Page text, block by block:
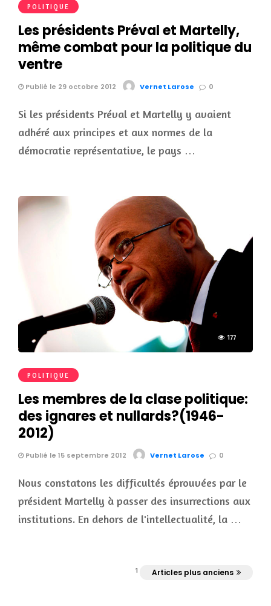
POLITIQUE
Les présidents Préval et Martelly,
même combat pour la politique du
ventre
Publié le 29 octobre 2012 Vernet Larose 0
Si les présidents Préval et Martelly y avaient
adhéré aux principes et aux normes de la
démocratie représentative, le pays …
177
POLITIQUE
Les membres de la clase politique:
des ignares et nullards?(1946-
2012)
Publié le 15 septembre 2012 Vernet Larose 0
Nous constatons les difficultés éprouvées par le
président Martelly à passer des insurrections aux
institutions. En dehors de l'intellectualité, la …
1 Articles plus anciens